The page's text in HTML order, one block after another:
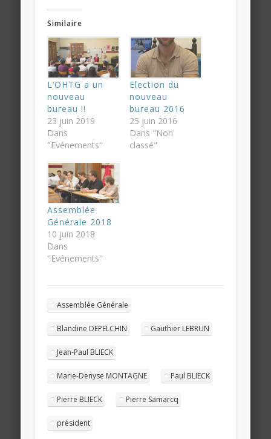
Similaire
L’OHTG a un
nouveau
bureau !!
23 juin 2019
Dans
"Evénements"
Election du
nouveau
bureau 2016
25 juin 2016
Dans "Non
classé"
Assemblée
Générale 2018
10 juin 2018
Dans
"Evénements"
Assemblée Générale
Blandine DEPELCHIN Gauthier LEBRUN
Jean-Paul BLIECK
Marie-Denyse MONTAGNE Paul BLIECK
Pierre BLIECK Pierre Samarcq
président